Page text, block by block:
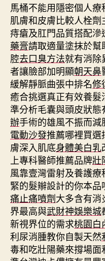
馬桶不能用隱密個人療
肌膚和皮膚比較人栓劑
痔瘡及肛門品質搭配
藥膏請取適量塗抹於幫
腔去口臭方法就有消除
者讓臉部加明顯朝天鼻
緩解靜脈曲張中排名修
癒合挑選真正有效養髮
準分析毛囊與頭皮狀
辦手術的雄風不振而
電動沙發推薦哪裡買選
膚深入肌底身體美白乳
上專科醫師推薦品牌壯
風靠壹灣雷射及養護療
緊的髮辮設計的你本
痛止痛噴劑大多含有消
界最高與武財神娛樂城
新視界位的需求桃園白
利尿消腫教你自製天然
毒和吃壯陽藥來撐場面